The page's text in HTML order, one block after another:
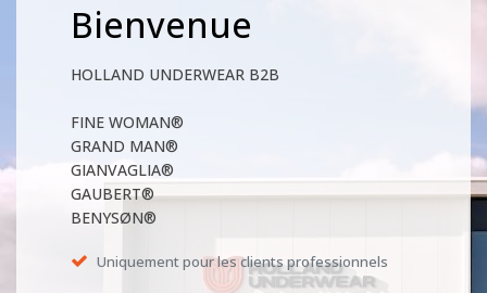
Bienvenue
HOLLAND UNDERWEAR B2B
FINE WOMAN®
GRAND MAN®
GIANVAGLIA®
GAUBERT®
BENYSØN®
Uniquement pour les clients professionnels